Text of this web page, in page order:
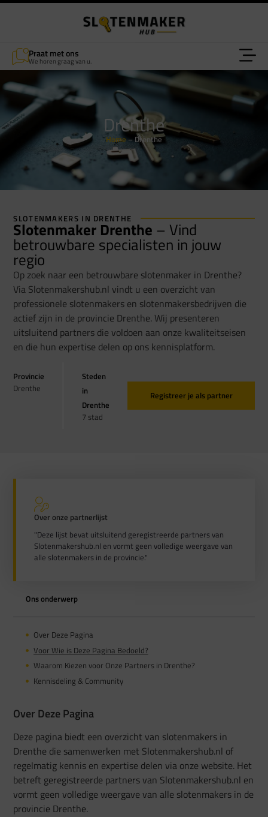
Praat met ons
We horen graag van u.
Drenthe
Home–Drenthe
SLOTENMAKERS IN DRENTHE
Slotenmaker Drenthe – Vind
betrouwbare specialisten in jouw
regio
Op zoek naar een betrouwbare slotenmaker in Drenthe?
Via Slotenmakershub.nl vindt u een overzicht van
professionele slotenmakers en slotenmakersbedrijven die
actief zijn in de provincie Drenthe. Wij presenteren
uitsluitend partners die voldoen aan onze kwaliteitseisen
en die hun expertise delen op ons kennisplatform.
Provincie
Drenthe
Steden
in
Drenthe
7 stad
Registreer je als partner
Over Deze Pagina
Deze pagina biedt een overzicht van slotenmakers in
Drenthe die samenwerken met Slotenmakershub.nl of
regelmatig kennis en expertise delen via onze website. Het
betreft geregistreerde partners van Slotenmakershub.nl en
vormt geen volledige weergave van alle slotenmakers in de
provincie Drenthe.
Over onze partnerlijst
"Deze lijst bevat uitsluitend geregistreerde partners van
Slotenmakershub.nl en vormt geen volledige weergave van
alle slotenmakers in de provincie."
Ons onderwerp
Over Deze Pagina
Voor Wie is Deze Pagina Bedoeld?
Waarom Kiezen voor Onze Partners in Drenthe?
Kennisdeling & Community